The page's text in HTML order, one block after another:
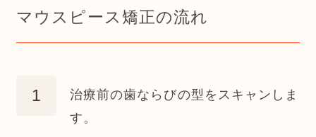
マウスピース矯正の流れ
治療前の歯ならびの型をスキャンしま
す。